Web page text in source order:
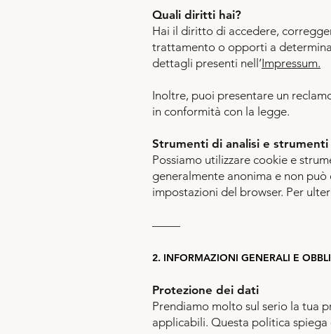
Quali diritti hai?
Hai il diritto di accedere,
trattamento o opporti a
dettagli presenti nell’Impressum.
Inoltre, puoi presentare un
in conformità con la legge.
Strumenti di analisi e
Possiamo utilizzare cookie e
generalmente anonima e non
impostazioni del browser. Per
–––––
2. INFORMAZIONI GENERALI E
Protezione dei dati
Prendiamo molto sul serio la tua
applicabili. Questa politica